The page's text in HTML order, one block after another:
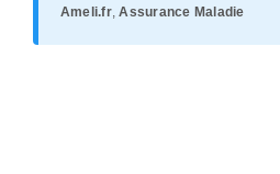
Ameli.fr,Assurance Maladie